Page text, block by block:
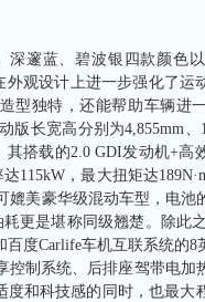
深邃蓝、碧波银四款颜色
外观设计上进一步强化了运
型独特，还能帮助车辆进
长宽高分别为4,855mm、
其搭载的2.0 GDI发动机+高
115kW，最大扭矩达
媲美豪华级混动车型，电池
更是堪称同级翘楚。除此
度Carlife车机互联系统的8
控制系统、后排座驾带电加
和科技感的同时，也最大